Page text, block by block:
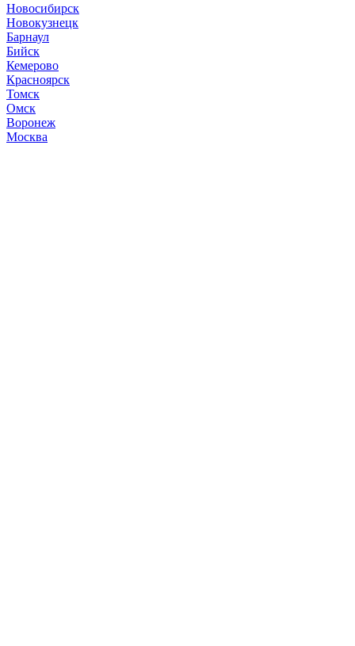
Новосибирск
Новокузнецк
Барнаул
Бийск
Кемерово
Красноярск
Томск
Омск
Воронеж
Москва